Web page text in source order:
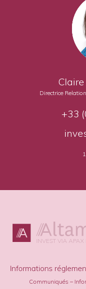
Directrice
+33
INVEST VIA APAX
Informations
Communiqués –